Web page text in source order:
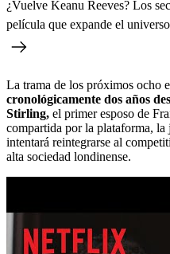
¿Vuelve Keanu Reeves? Los
película que expande el
La trama de los próximos ocho
cronológicamente dos años
Stirling, el primer esposo de
compartida por la plataforma,
intentará reintegrarse al
alta sociedad londinense.